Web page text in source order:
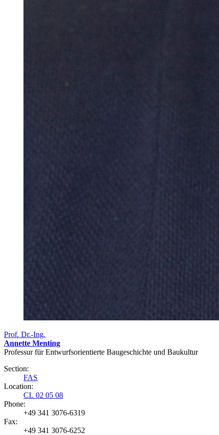
Prof. Dr.-Ing.
Annette Menting
Professur für Entwurfsorientierte Baugeschichte und Baukultur
Section:
FAS
Location:
CL 02 05 08
Phone:
+49 341 3076-6319
Fax:
+49 341 3076-6252